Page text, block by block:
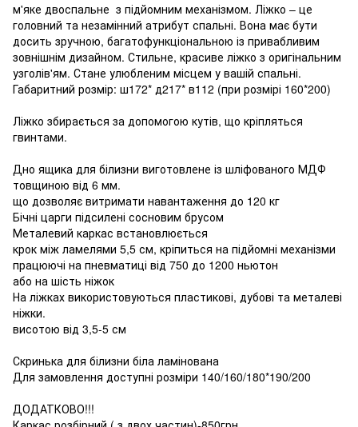
м'яке двоспальне з підйомним механізмом. Ліжко – це
головний та незамінний атрибут спальні. Вона має бути
досить зручною, багатофункціональною із привабливим
зовнішнім дизайном. Стильне, красиве ліжко з оригінальним
узголів'ям. Стане улюбленим місцем у вашій спальні.
Габаритний розмір: ш172* д217* в112 (при розмірі 160*200)
Ліжко збирається за допомогою кутів, що кріпляться
гвинтами.
Дно ящика для білизни виготовлене із шліфованого МДФ
товщиною від 6 мм.
що дозволяє витримати навантаження до 120 кг
Бічні царги підсилені сосновим брусом
Металевий каркас встановлюється
крок між ламелями 5,5 см, кріпиться на підйомні механізми
працюючі на пневматиці від 750 до 1200 ньютон
або на шість ніжок
На ліжках використовуються пластикові, дубові та металеві
ніжки.
висотою від 3,5-5 см
Скринька для білизни біла ламінована
Для замовлення доступні розміри 140/160/180*190/200
ДОДАТКОВО!!!